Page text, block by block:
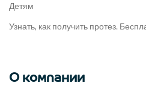
Детям
Узнать, как получить протез.
О компании